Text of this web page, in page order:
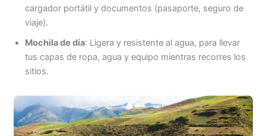
cargador portátil y documentos (pasaporte, seguro de
viaje).
Mochila de día: Ligera y resistente al agua, para llevar
tus capas de ropa, agua y equipo mientras recorres los
sitios.